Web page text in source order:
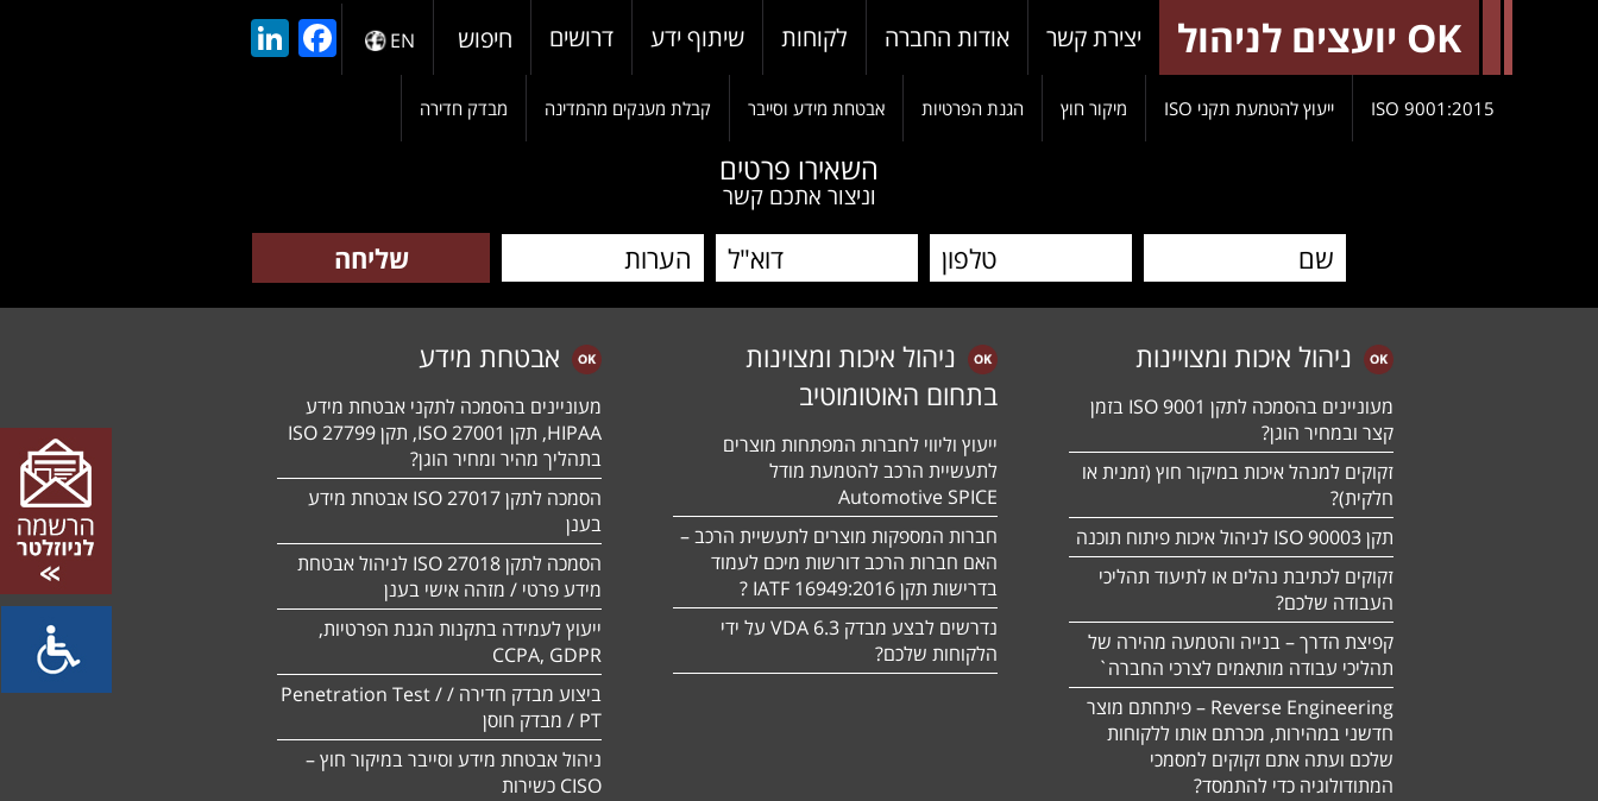
OK יועצים לניהול יצירת קשר אודות החברה לקוחות שיתוף ידע דרושים חיפוש EN
Facebook
9001:2015 ISO ייעוץ להטמעת תקני ISO מיקור חוץ הגנת הפרטיות אבטחת מידע וסייבר קבלת מענקים מהמדינה מבדק חדירה
השאירו פרטים
וניצור אתכם קשר
ניהול איכות ומצויינות
מעוניינים בהסמכה לתקן ISO 9001 בזמן
קצר ובמחיר הוגן?
זקוקים למנהל איכות במיקור חוץ (זמנית או
חלקית)?
תקן ISO 90003 לניהול איכות פיתוח תוכנה
זקוקים לכתיבת נהלים או לתיעוד תהליכי
העבודה שלכם?
קפיצת הדרך – בנייה והטמעה מהירה של
תהליכי עבודה מותאמים לצרכי החברה`
Reverse Engineering – פיתחתם מוצר
חדשני במהירות, מכרתם אותו ללקוחות
שלכם ועתה אתם זקוקים למסמכי
המתודולוגיה כדי להתמסד?
ניהול איכות ומצוינות
בתחום האוטומוטיב
ייעוץ וליווי לחברות המפתחות מוצרים
לתעשיית הרכב להטמעת מודל
Automotive SPICE
חברות המספקות מוצרים לתעשיית הרכב –
האם חברות הרכב דורשות מיכם לעמוד
בדרישות תקן 16949:2016 IATF ?
נדרשים לבצע מבדק VDA 6.3 על ידי
הלקוחות שלכם?
אבטחת מידע
מעוניינים בהסמכה לתקני אבטחת מידע
בתהליך מהיר ומחיר הוגן?
הסמכה לתקן 27017 ISO אבטחת מידע
בענן
הסמכה לתקן ISO 27018 לניהול אבטחת
מידע פרטי / מזהה אישי בענן
ייעוץ לעמידה בתקנות הגנת הפרטיות,
CCPA, GDPR
ביצוע מבדק חדירה / Penetration Test /
PT / מבדק חוסן
ניהול אבטחת מידע וסייבר במיקור חוץ –
CISO כשירות